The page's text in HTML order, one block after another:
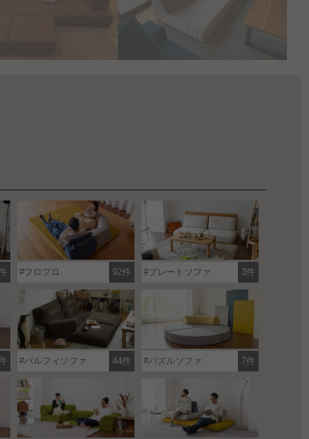
フロフロ 92件 プレートソファ 3件
パルフィソファ 44件 パズルソファ 7件